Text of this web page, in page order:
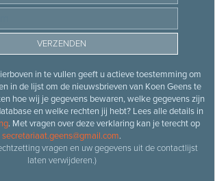
in te vullen geeft u actieve toestemming om
in de lijst om de nieuwsbrieven van Koen Geens te
hoe wij je gegevens bewaren, welke gegevens zijn
en welke rechten jij hebt? Lees alle details in
. Met vragen over deze verklaring kan je terecht op
secretariaat.geens@gmail.com.
vragen en uw gegevens uit de contactlijst
laten verwijderen.)